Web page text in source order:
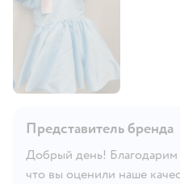
Представитель бренда
Добрый день! Благодарим
что вы оценили наше